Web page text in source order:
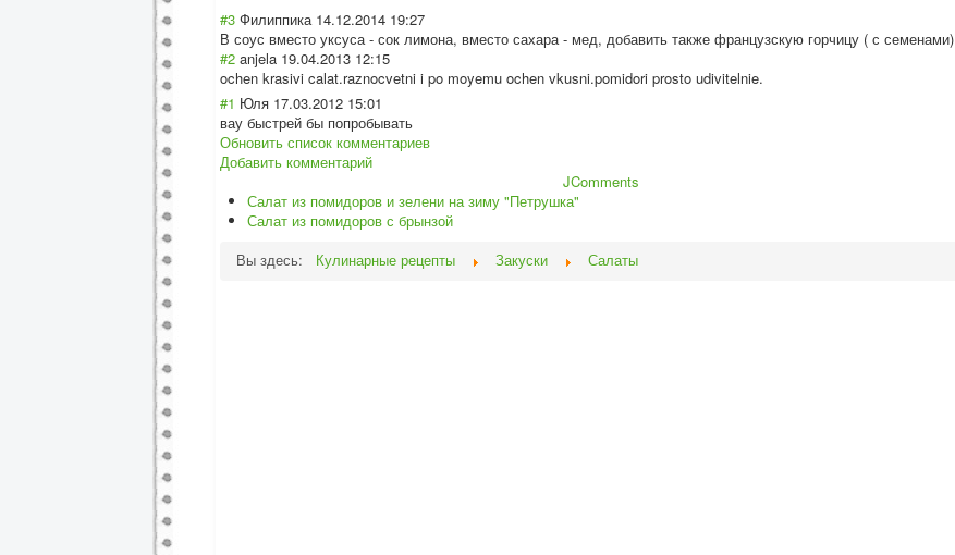
#3 Филиппика 14.12.2014 19:27
В соус вместо уксуса - сок лимона, вместо сахара - мед, добавить также французскую горчицу ( с семенами)
#2 anjela 19.04.2013 12:15
ochen krasivi calat.raznocvetni i po moyemu ochen vkusni.pomidori prosto udivitelnie.
#1 Юля 17.03.2012 15:01
вау быстрей бы попробывать
Обновить список комментариев
Добавить комментарий
JComments
Салат из помидоров и зелени на зиму "Петрушка"
Салат из помидоров с брынзой
Вы здесь:
Кулинарные рецепты Закуски Салаты